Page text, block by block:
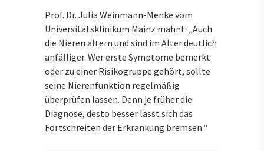
Prof. Dr. Julia Weinmann-Menke vom
Universitätsklinikum Mainz mahnt: „Auch
die Nieren altern und sind im Alter deutlich
anfälliger. Wer erste Symptome bemerkt
oder zu einer Risikogruppe gehört, sollte
seine Nierenfunktion regelmäßig
überprüfen lassen. Denn je früher die
Diagnose, desto besser lässt sich das
Fortschreiten der Erkrankung bremsen.“